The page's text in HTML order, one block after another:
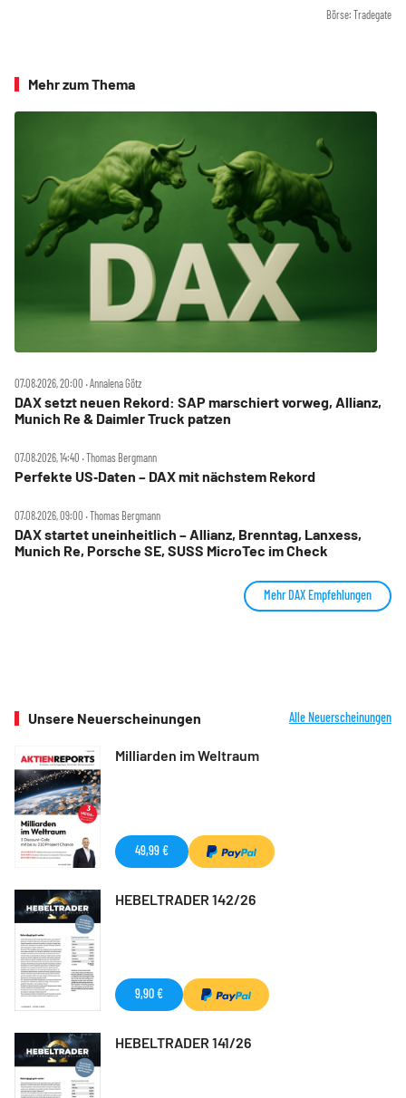
Börse: Tradegate
Mehr zum Thema
07.08.2026, 20:00 ‧ Annalena Götz
DAX setzt neuen Rekord: SAP marschiert vorweg, Allianz,
Munich Re & Daimler Truck patzen
07.08.2026, 14:40 ‧ Thomas Bergmann
Perfekte US‑Daten – DAX mit nächstem Rekord
07.08.2026, 09:00 ‧ Thomas Bergmann
DAX startet uneinheitlich – Allianz, Brenntag, Lanxess,
Munich Re, Porsche SE, SUSS MicroTec im Check
Mehr DAX Empfehlungen
Unsere Neuerscheinungen Alle Neuerscheinungen
Milliarden im Weltraum
49,99 €
HEBELTRADER 142/26
9,90 €
HEBELTRADER 141/26